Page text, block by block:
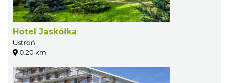
Hotel Jaskółka
Ustroń
0.20 km